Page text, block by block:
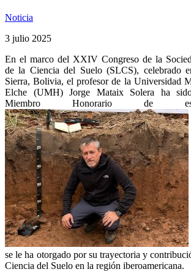
Noticia
3 julio 2025
En el marco del XXIV Congreso de la
de la Ciencia del Suelo (SLCS), celebrado
Sierra, Bolivia, el profesor de la Universidad
Elche (UMH) Jorge Mataix Solera ha
Miembro Honorario de
se le ha otorgado por su trayectoria y
Ciencia del Suelo en la región iberoamericana.